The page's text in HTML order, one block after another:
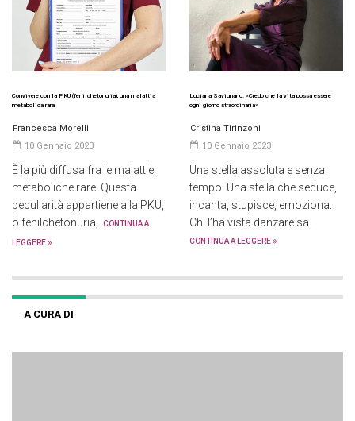
Convivere con la PKU (fenilchetonuria), una malattia
metabolica rara
Francesca Morelli
10 Gennaio 2023
È la più diffusa fra le malattie
metaboliche rare. Questa
peculiarità appartiene alla PKU,
o fenilchetonuria,.
CONTINUA A
LEGGERE
Luciana Savignano: «Credo che la vita possa essere
ogni giorno straordinaria»
Cristina Tirinzoni
10 Gennaio 2023
Una stella assoluta e senza
tempo. Una stella che seduce,
incanta, stupisce, emoziona.
Chi l’ha vista danzare sa.
CONTINUA A LEGGERE
A CURA DI